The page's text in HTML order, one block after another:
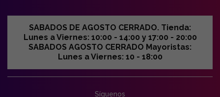
SABADOS DE AGOSTO CERRADO. Tienda:
Lunes a Viernes: 10:00 - 14:00 y 17:00 - 20:00
SABADOS AGOSTO CERRADO Mayoristas:
Lunes a Viernes: 10 - 18:00
Síguenos